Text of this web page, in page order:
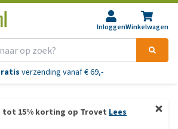
InloggenWinkelwagen
verzending vanaf € 69,-
tot 15% korting op Trovet Lees